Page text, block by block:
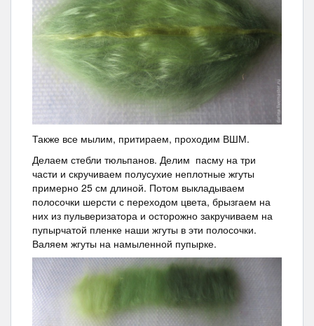
Также все мылим, притираем, проходим ВШМ.
Делаем стебли тюльпанов. Делим пасму на три
части и скручиваем полусухие неплотные жгуты
примерно 25 см длиной. Потом выкладываем
полосочки шерсти с переходом цвета, брызгаем на
них из пульверизатора и осторожно закручиваем на
пупырчатой пленке наши жгуты в эти полосочки.
Валяем жгуты на намыленной пупырке.